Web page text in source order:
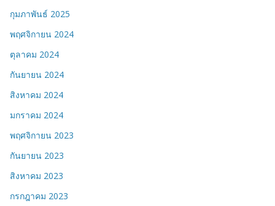
กุมภาพันธ์ 2025
พฤศจิกายน 2024
ตุลาคม 2024
กันยายน 2024
สิงหาคม 2024
มกราคม 2024
พฤศจิกายน 2023
กันยายน 2023
สิงหาคม 2023
กรกฎาคม 2023